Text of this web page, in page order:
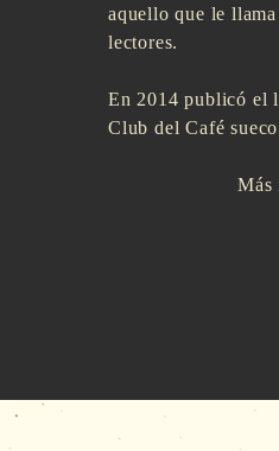
aquello que le
lectores.
En 2014 publicó el
Club del Café